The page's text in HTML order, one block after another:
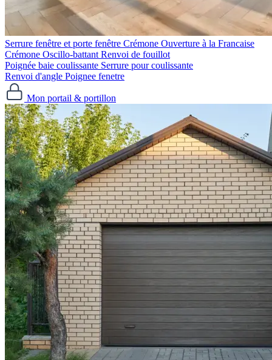
Serrure fenêtre et porte fenêtre
Crémone Ouverture à la Francaise
Crémone Oscillo-battant Renvoi de fouillot
Poignée baie coulissante Serrure pour coulissante
Renvoi d'angle Poignee fenetre
Mon portail & portillon